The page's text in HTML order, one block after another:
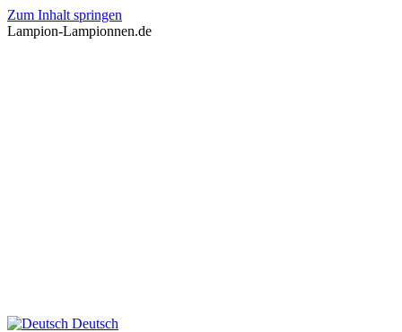
Zum Inhalt springen
Lampion-Lampionnen.de
Deutsch